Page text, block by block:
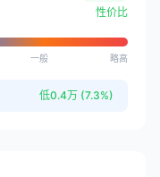
性价比
一般 略高
低0.4万 (7.3%)